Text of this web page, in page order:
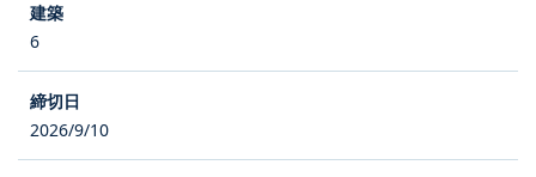
6
2026/9/10